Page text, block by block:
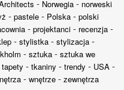
- Norwegia - norweski
- pastele - Polska - polski
- projektanci - recenzja -
- stylistka - stylizacja -
- sztuka - sztuka we
tapety - tkaniny - trendy - USA -
- wnętrze - zewnętrza